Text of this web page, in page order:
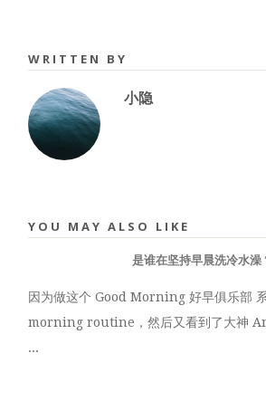
WRITTEN BY
小隐
YOU MAY ALSO LIKE
是谁在坚持早晨洗冷水澡
因为做这个 Good Morning 好早俱乐部
morning routine，然后又看到了大神
...